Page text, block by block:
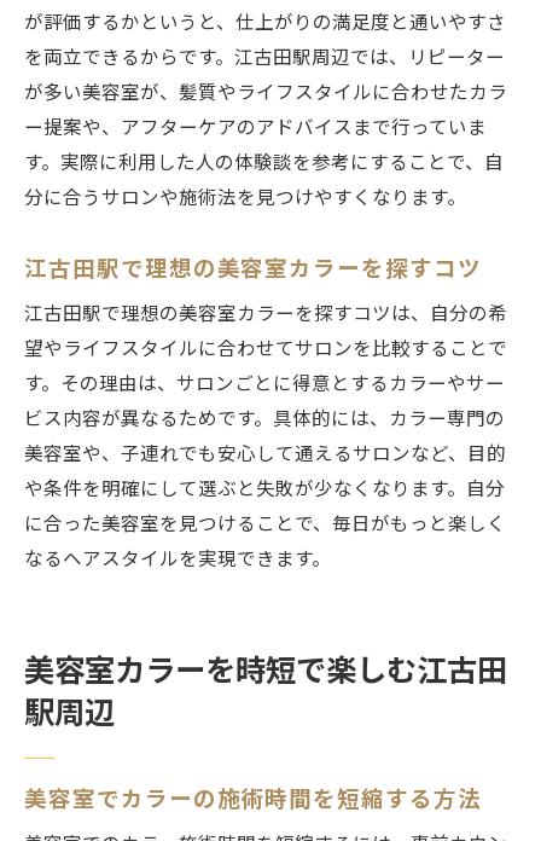
美容室カラーの平均料金を知るポイント
江古田駅周辺でコストを抑える方法
カラー施術時間を短縮する工夫を紹介
口コミで見極めるお得な美容室の選択法
美容室予約サイトを活用した節約術
が評価するかというと、仕上がりの満足度と通いやすさ
を両立できるからです。江古田駅周辺では、リピーター
が多い美容室が、髪質やライフスタイルに合わせたカラ
ー提案や、アフターケアのアドバイスまで行っていま
す。実際に利用した人の体験談を参考にすることで、自
分に合うサロンや施術法を見つけやすくなります。
江古田駅で理想の美容室カラーを探すコツ
江古田駅で理想の美容室カラーを探すコツは、自分の希
望やライフスタイルに合わせてサロンを比較することで
す。その理由は、サロンごとに得意とするカラーやサー
ビス内容が異なるためです。具体的には、カラー専門の
美容室や、子連れでも安心して通えるサロンなど、目的
や条件を明確にして選ぶと失敗が少なくなります。自分
に合った美容室を見つけることで、毎日がもっと楽しく
なるヘアスタイルを実現できます。
美容室カラーを時短で楽しむ江古田
駅周辺
美容室でカラーの施術時間を短縮する方法